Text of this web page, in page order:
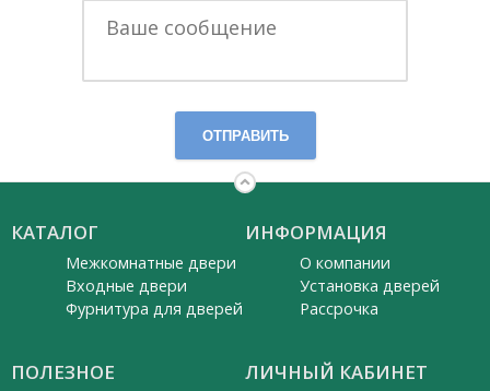
ОТПРАВИТЬ
КАТАЛОГ
Межкомнатные двери
Входные двери
Фурнитура для дверей
ПОЛЕЗНОЕ
ИНФОРМАЦИЯ
О компании
Установка дверей
Рассрочка
ЛИЧНЫЙ КАБИНЕТ